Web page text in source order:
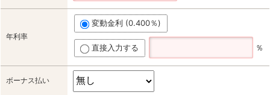
年利率
変動金利 (0.400％)
直接入力する ％
ボーナス払い